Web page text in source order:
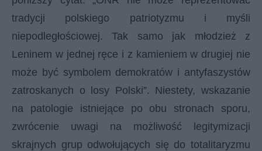
tradycji polskiego patriotyzmu i myśli
niepodległościowej. Tak samo jak młodzież z
Leninem w jednej ręce i z kamieniem w drugiej nie
może być symbolem demokratów i antyfaszystów
zatroskanych o losy Polski”. Niestety, wskazanie
na patologie istniejące po obu stronach sporu,
zwrócenie uwagi na możliwość legitymizacji
skrajnych grup odwołujących się do totalitaryzmu